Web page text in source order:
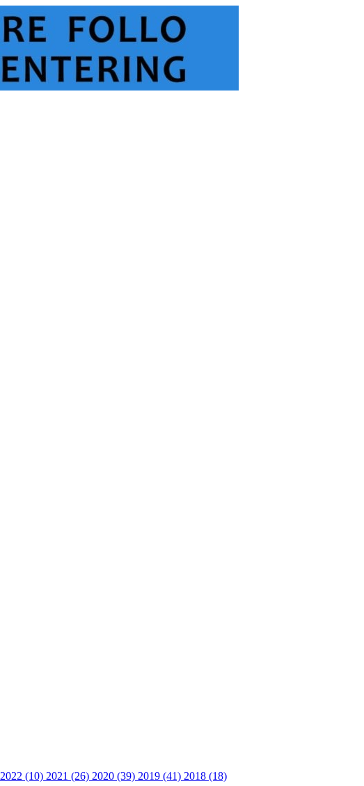
2022 (10) 2021 (26) 2020 (39) 2019 (41) 2018 (18)